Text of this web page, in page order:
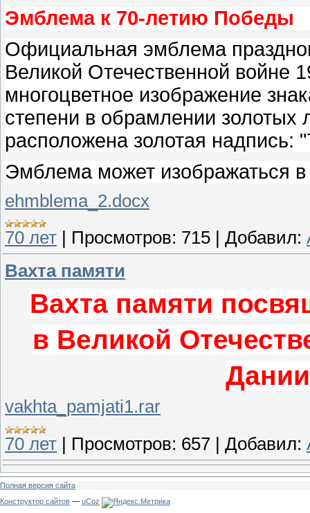
Эмблема к 70-летию Победы
Официальная эмблема
Великой Отечественной войне
многоцветное изображение
степени в обрамлении
расположена золотая надпись:
Эмблема может изображаться
ehmblema_2.docx
70 лет
Просмотров: 715 Добавил:
Вахта памяти
Вахта памяти
в Великой
vakhta_pamjati1.rar
70 лет
Просмотров: 657 Добавил:
Полная версия сайта
Конструктор сайтов — uCoz